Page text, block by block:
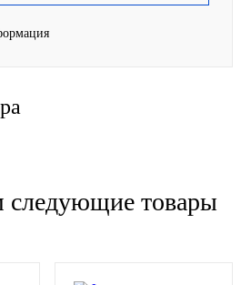
следующие товары